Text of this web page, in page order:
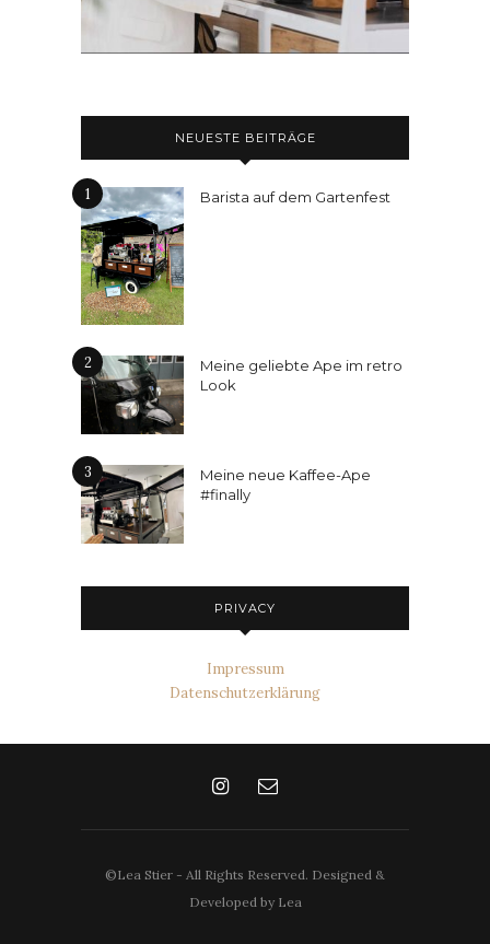
NEUESTE BEITRÄGE
1 Barista auf dem Gartenfest
2
Meine geliebte Ape im retro
Look
3
Meine neue Kaffee-Ape
#finally
PRIVACY
Impressum
Datenschutzerklärung
©Lea Stier - All Rights Reserved. Designed &
Developed by Lea